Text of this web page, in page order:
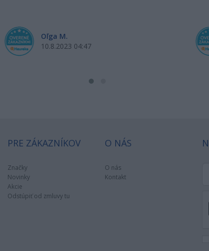
Oľga M.
10.8.2023 04:47
PRE ZÁKAZNÍKOV
Značky
Novinky
Akcie
Odstúpiť od zmluvy tu
O NÁS
O nás
Kontakt